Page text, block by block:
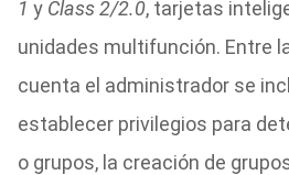
1 y Class 2/2.0, tarjetas
unidades multifunción. Entre
cuenta el administrador se
establecer privilegios para
o grupos, la creación de